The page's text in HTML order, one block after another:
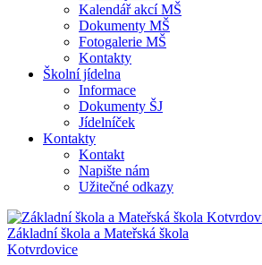
Kalendář akcí MŠ
Dokumenty MŠ
Fotogalerie MŠ
Kontakty
Školní jídelna
Informace
Dokumenty ŠJ
Jídelníček
Kontakty
Kontakt
Napište nám
Užitečné odkazy
Základní škola a Mateřská škola
Kotvrdovice